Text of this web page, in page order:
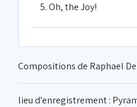
5. Oh, the Joy!
6. Shout it Right
Compositions de Raphael
lieu d'enregistrement :